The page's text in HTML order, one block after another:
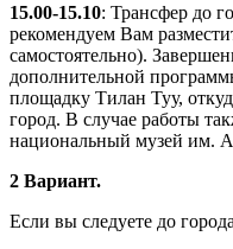
15.00-15.10: Трансфер до
рекомендуем Вам
самостоятельно).
дополнительной
площадку Тилан Туу,
город. В случае работы
национальный музей им.
2 Вариант.
Если вы следуете до